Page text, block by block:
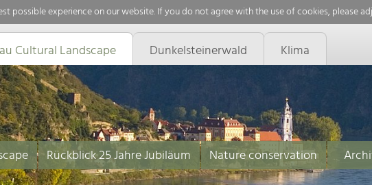
possible experience on our website. If you do not agree with the use of cookies, please
Cultural Landscape Dunkelsteinerwald Klima
Rückblick 25 Jahre Jubiläum Nature conservation